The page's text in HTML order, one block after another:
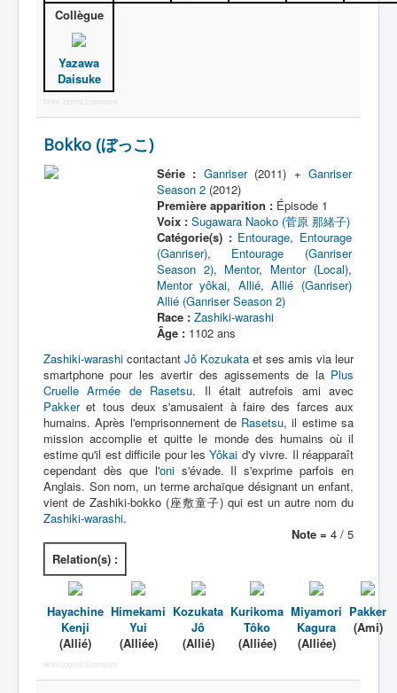
V
Z
Collègue
Yazawa
Daisuke
More Joomla Extensions
Bokko (ぼっこ)
Série : Ganriser(2011) + Ganriser
Season 2(2012)
Première apparition :Épisode 1
Voix : Sugawara Naoko (菅原 那緒子)
Catégorie(s) : Entourage, Entourage
(Ganriser), Entourage (Ganriser
Season 2), Mentor, Mentor (Local),
Mentor yôkai, Allié,Allié (Ganriser)
Allié (Ganriser Season 2)
Race : Zashiki-warashi
Âge :1102 ans
Zashiki-warashi contactant Jô Kozukata et ses amis via leur
smartphone pour les avertir des agissements de la Plus
Cruelle Armée de Rasetsu. Il était autrefois ami avec
Pakkeret tous deux s'amusaient à faire des farces aux
humains. Après l'emprisonnement de Rasetsu, il estime sa
mission accomplie et quitte le monde des humains où il
estime qu'il est difficile pour lesYôkai d'y vivre. Il réapparaît
cependant dès que l'onis'évade. Il s'exprime parfois en
Anglais. Son nom, un terme archaïque désignant un enfant,
vient de Zashiki-bokko (座敷童子) qui est un autre nom du
Zashiki-warashi.
Note = 4 / 5
Relation(s) :
Hayachine
Kenji
(Allié)
Himekami
Yui
(Alliée)
Kozukata
Jô
(Allié)
Kurikoma
Tôko
(Alliée)
Miyamori
Kagura
(Alliée)
Pakker
(Ami)
More Joomla Extensions